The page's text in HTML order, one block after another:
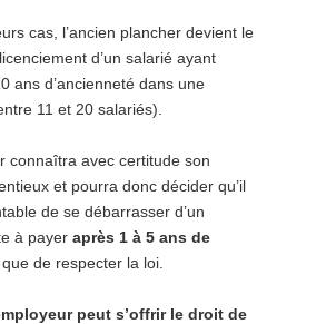
cas, l’ancien plancher devient le
d’un salarié ayant
ans d’ancienneté dans une
11 et 20 salariés).
connaîtra avec certitude son
et pourra donc décider qu’il
de se débarrasser d’un
à payer après 1 à 5 ans de
que de respecter la loi.
peut s’offrir le droit de